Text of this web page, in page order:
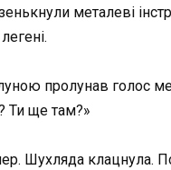
металеві
пролунав голос
Ти ще там?»
Шухляда клацнула.